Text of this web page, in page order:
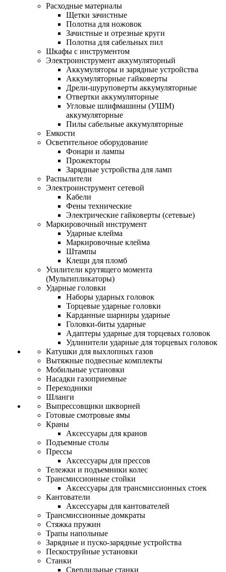
Расходные материалы
Щетки зачистные
Полотна для ножовок
Зачистные и отрезные круги
Полотна для сабельных пил
Шкафы с инструментом
Электроинструмент аккумуляторный
Аккумуляторы и зарядные устройства
Аккумуляторные гайковерты
Дрели-шуруповерты аккумуляторные
Отвертки аккумуляторные
Угловые шлифмашины (УШМ)
аккумуляторные
Пилы сабельные аккумуляторные
Емкости
Осветительное оборудование
Фонари и лампы
Прожекторы
Зарядные устройства для ламп
Распылители
Электроинструмент сетевой
Кабели
Фены технические
Электрические гайковерты (сетевые)
Маркировочный инструмент
Ударные клейма
Маркировочные клейма
Штампы
Клещи для пломб
Усилители крутящего момента
(Мультипликаторы)
Ударные головки
Наборы ударных головок
Торцевые ударные головки
Карданные шарниры ударные
Головки-биты ударные
Адаптеры ударные для торцевых головок
Удлинители ударные для торцевых головок
Катушки для выхлопных газов
Вытяжные подвесные комплекты
Мобильные установки
Насадки газоприемные
Переходники
Шланги
Выпрессовщики шкворней
Готовые смотровые ямы
Краны
Аксессуары для кранов
Подъемные столы
Прессы
Аксессуары для прессов
Тележки и подъемники колес
Трансмиссионные стойки
Аксессуары для трансмиссионных стоек
Кантователи
Аксессуары для кантователей
Трансмиссионные домкраты
Стяжка пружин
Трапы напольные
Зарядные и пуско-зарядные устройства
Пескоструйные установки
Станки
Сверлильные станки